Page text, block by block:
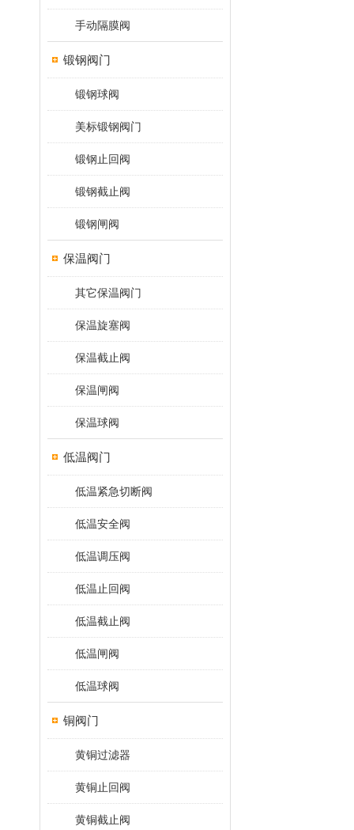
手动隔膜阀
锻钢阀门
锻钢球阀
美标锻钢阀门
锻钢止回阀
锻钢截止阀
锻钢闸阀
保温阀门
其它保温阀门
保温旋塞阀
保温截止阀
保温闸阀
保温球阀
低温阀门
低温紧急切断阀
低温安全阀
低温调压阀
低温止回阀
低温截止阀
低温闸阀
低温球阀
铜阀门
黄铜过滤器
黄铜止回阀
黄铜截止阀